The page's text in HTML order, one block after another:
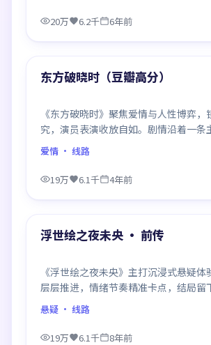
20万 6.2千 6年前
精选
东方破晓时（豆瓣高分）
《东方破晓时》聚焦爱情与人性博弈，
究，演员表演收放自如。剧情沿着一条
转，每次揭晓都重塑前情认知，悬念感
爱情 · 线路
19万 6.1千 4年前
精选
浮世绘之夜未央 · 前传
《浮世绘之夜未央》主打沉浸式悬疑体
层层推进，情绪节奏精准卡点，结局留
间，适合喜欢慢热好戏的观众。
悬疑 · 线路
19万 6.1千 8年前